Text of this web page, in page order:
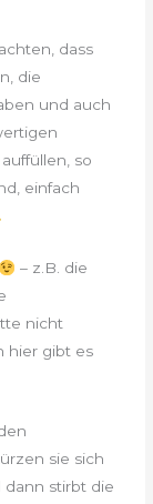
dass
die
und auch
so
einfach
– z.B. die
nicht
hier gibt es
sie sich
dann stirbt die